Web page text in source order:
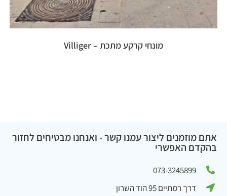
מונחי קרקע מתכת – Villiger
אתם מוזמנים ליצור עמנו קשר - ואנחנו מבטיחים לחזור
בהקדם האפשרי
073-3245899
דרך רמתיים 95 הוד השרון